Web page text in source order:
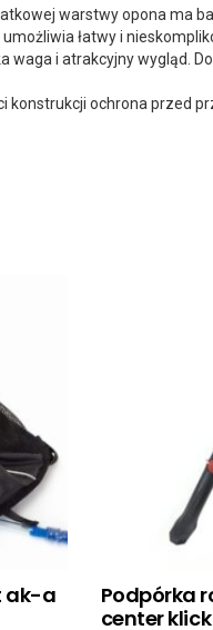
warstwy opona ma
łatwy i
waga i atrakcyjny wygląd.
konstrukcji ochrona przed
ak-a
Podpórka
center